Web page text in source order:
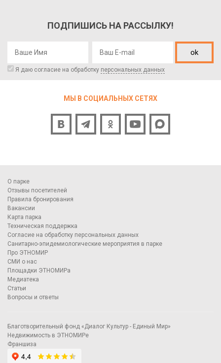
ПОДПИШИСЬ НА РАССЫЛКУ!
ok
Я даю согласие на обработку персональных данных
МЫ В СОЦИАЛЬНЫХ СЕТЯХ
О парке
Отзывы посетителей
Правила бронирования
Вакансии
Карта парка
Техническая поддержка
Согласие на обработку персональных данных
Санитарно-эпидемиологические мероприятия в парке
Про ЭТНОМИР
СМИ о нас
Площадки ЭТНОМИРа
Медиатека
Статьи
Вопросы и ответы
Благотворительный фонд «Диалог Культур - Единый Мир»
Недвижимость в ЭТНОМИРе
Франшиза